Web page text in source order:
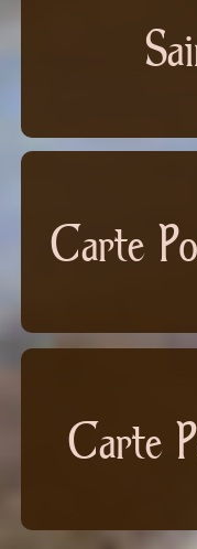
Carte
Carte